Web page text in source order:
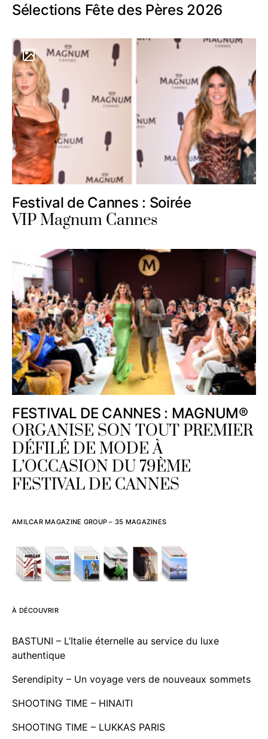
Sélections Fête des Pères 2026
Festival de Cannes : Soirée
VIP Magnum Cannes
FESTIVAL DE CANNES : MAGNUM®
ORGANISE SON TOUT PREMIER
DÉFILÉ DE MODE À
L’OCCASION DU 79ÈME
FESTIVAL DE CANNES
AMILCAR MAGAZINE GROUP – 35 MAGAZINES
À DÉCOUVRIR
BASTUNI – L’Italie éternelle au service du luxe
authentique
Serendipity – Un voyage vers de nouveaux sommets
SHOOTING TIME – HINAITI
SHOOTING TIME – LUKKAS PARIS